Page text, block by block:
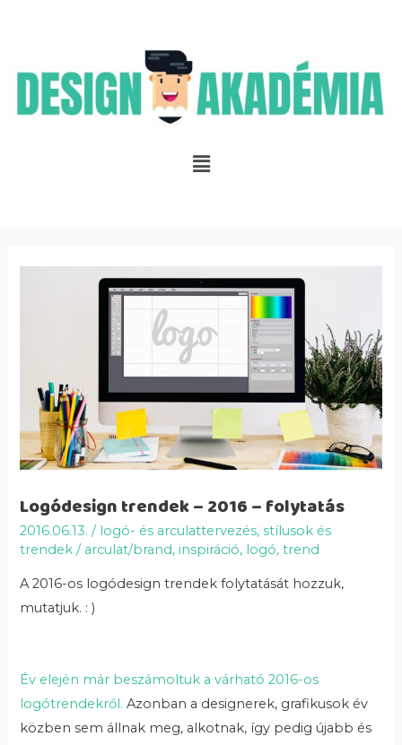
Logódesign trendek – 2016 – folytatás
2016.06.13. / logó- és arculattervezés,stílusok és
trendek / arculat/brand, inspiráció, logó,trend
A 2016-os logódesign trendek folytatását hozzuk,
mutatjuk. : )
Év elején már beszámoltuk a várható 2016-os
logótrendekről. Azonban a designerek, grafikusok év
közben sem állnak meg, alkotnak, így pedig újabb és